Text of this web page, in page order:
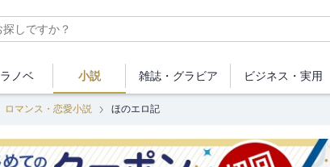
ラノベ 小説 雑誌・ グラビア ビジネス ・実用
ロマンス・恋愛小説 ほのエロ記